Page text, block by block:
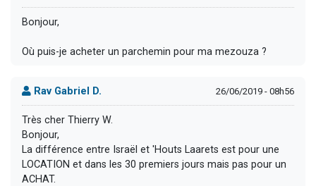
Bonjour,
Où puis-je acheter un parchemin pour ma mezouza ?
Rav Gabriel D. 26/06/2019 - 08h56
Très cher Thierry W.
Bonjour,
La différence entre Israël et 'Houts Laarets est pour une
LOCATION et dans les 30 premiers jours mais pas pour un
ACHAT.